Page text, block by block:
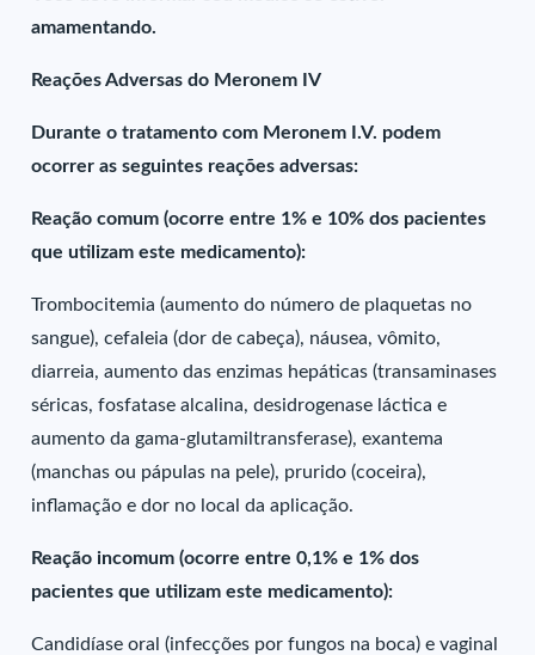
amamentando.
Reações Adversas do Meronem IV
Durante o tratamento com Meronem I.V. podem
ocorrer as seguintes reações adversas:
Reação comum (ocorre entre 1% e 10% dos pacientes
que utilizam este medicamento):
Trombocitemia (aumento do número de plaquetas no
sangue), cefaleia (dor de cabeça), náusea, vômito,
diarreia, aumento das enzimas hepáticas (transaminases
séricas, fosfatase alcalina, desidrogenase láctica e
aumento da gama-glutamiltransferase), exantema
(manchas ou pápulas na pele), prurido (coceira),
inflamação e dor no local da aplicação.
Reação incomum (ocorre entre 0,1% e 1% dos
pacientes que utilizam este medicamento):
Candidíase oral (infecções por fungos na boca) e vaginal